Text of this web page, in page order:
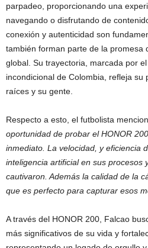
parpadeo, proporcionando una
navegando o disfrutando de
conexión y autenticidad son
también forman parte de la promesa
global. Su trayectoria, marcada por
incondicional de Colombia, refleja
raíces y su gente.
Respecto a esto, el futbolista
oportunidad de probar el HONOR
inmediato. La velocidad, y eficiencia
inteligencia artificial en sus procesos
cautivaron. Además la calidad de la
que es perfecto para capturar esos
A través del HONOR 200, Falcao
más significativos de su vida y